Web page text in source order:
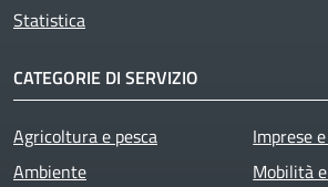
Statistica
CATEGORIE DI SERVIZIO
Agricoltura e pesca
Ambiente
Imprese
Mobilità